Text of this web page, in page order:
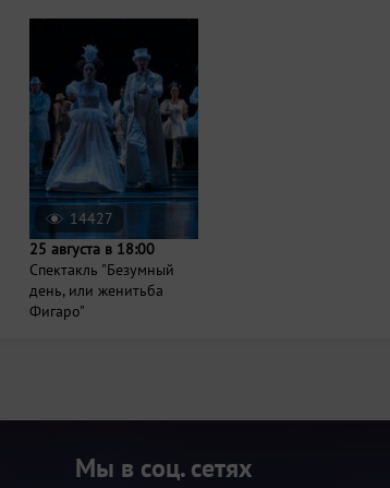
14427
25 августа в 18:00
Спектакль "Безумный
день, или женитьба
Фигаро"
Мы в соц. сетях